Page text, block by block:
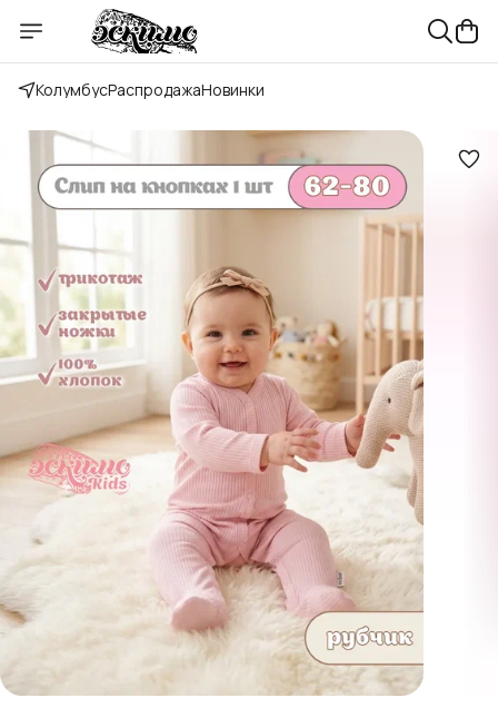
КолумбусРаспродажаНовинки